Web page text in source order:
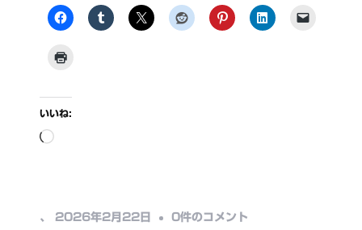
いいね:
読
中…
、 2026年2月22日 入
0件のコメント